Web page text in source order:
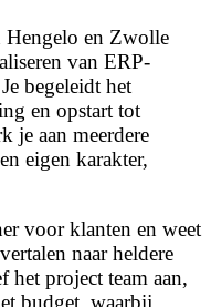
en Zwolle
van ERP-
begeleidt het
en opstart tot
je aan meerdere
eigen karakter,
voor klanten en weet
naar heldere
het project team aan,
budget, waarbij